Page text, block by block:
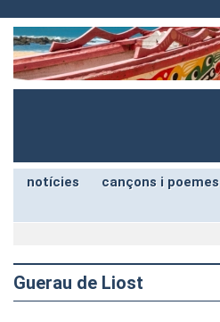
notícies cançons i poemes
Guerau de Liost